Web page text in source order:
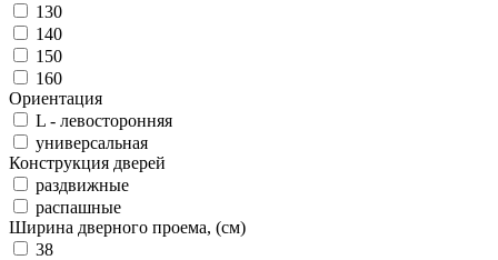
130
140
150
160
Ориентация
L - левосторонняя
универсальная
Конструкция дверей
раздвижные
распашные
Ширина дверного проема, (см)
38